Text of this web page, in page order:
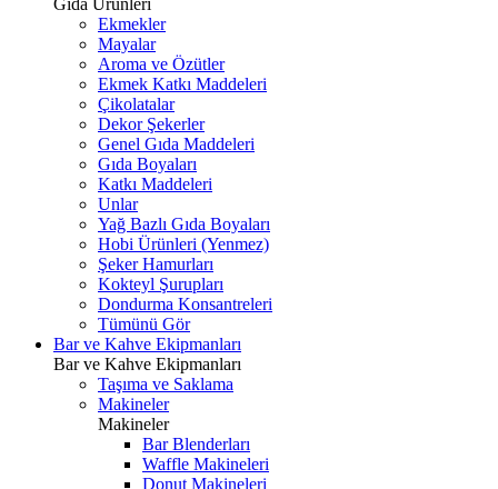
Gıda Ürünleri
Ekmekler
Mayalar
Aroma ve Özütler
Ekmek Katkı Maddeleri
Çikolatalar
Dekor Şekerler
Genel Gıda Maddeleri
Gıda Boyaları
Katkı Maddeleri
Unlar
Yağ Bazlı Gıda Boyaları
Hobi Ürünleri (Yenmez)
Şeker Hamurları
Kokteyl Şurupları
Dondurma Konsantreleri
Tümünü Gör
Bar ve Kahve Ekipmanları
Bar ve Kahve Ekipmanları
Taşıma ve Saklama
Makineler
Makineler
Bar Blenderları
Waffle Makineleri
Donut Makineleri